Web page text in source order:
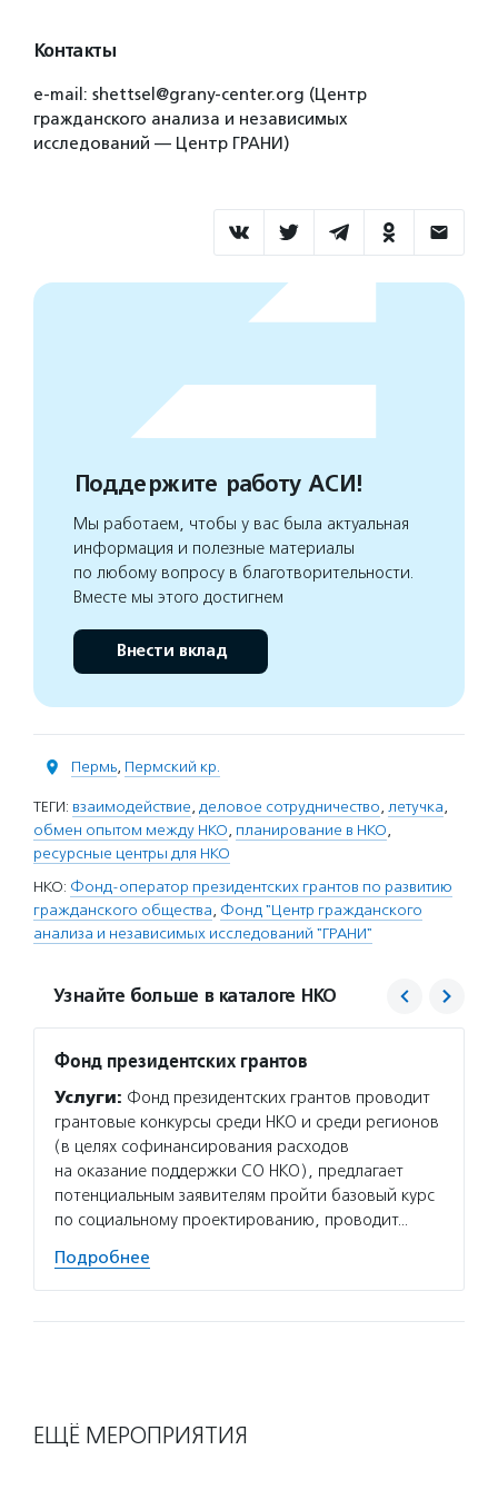
Контакты
e-mail: shettsel@grany-center.org (Центр
гражданского анализа и независимых
исследований — Центр ГРАНИ)
Поддержите работу АСИ!
Мы работаем, чтобы у вас была актуальная
информация и полезные материалы
по любому вопросу в благотворительности.
Вместе мы этого достигнем
Внести вклад
Пермь, Пермский кр.
ТЕГИ: взаимодействие, деловое сотрудничество, летучка,
обмен опытом между НКО, планирование в НКО,
ресурсные центры для НКО
НКО: Фонд-оператор президентских грантов по развитию
гражданского общества, Фонд "Центр гражданского
анализа и независимых исследований "ГРАНИ"
Узнайте больше в каталоге НКО
Фонд президентских грантов
Услуги: Фонд президентских грантов проводит
грантовые конкурсы среди НКО и среди регионов
(в целях софинансирования расходов
на оказание поддержки СО НКО), предлагает
потенциальным заявителям пройти базовый курс
по социальному проектированию, проводит…
Подробнее
ЕЩЁ МЕРОПРИЯТИЯ